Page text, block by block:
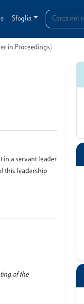
Sfoglia
in Proceedings)
in a servant leader
this leadership
of the